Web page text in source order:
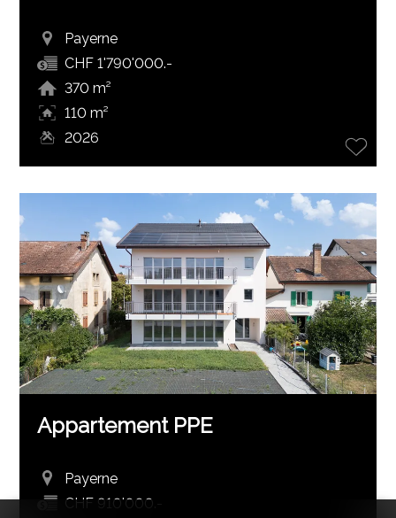
Payerne
CHF 1'790'000.-
370 m²
110 m²
2026
Appartement PPE
Payerne
CHF 910'000.-